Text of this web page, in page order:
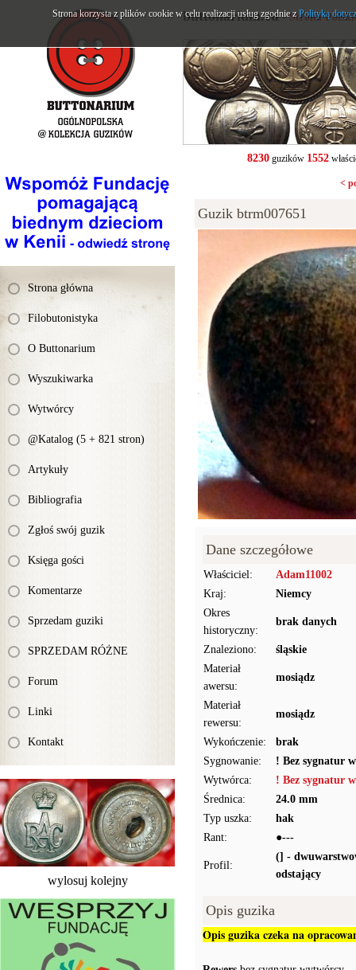
Strona główna
Filobutonistyka
O Buttonarium
Wyszukiwarka
Wytwórcy
@Katalog (5 + 821 stron)
Artykuły
Bibliografia
Zgłoś swój guzik
Księga gości
Komentarze
Sprzedam guziki
SPRZEDAM RÓŻNE
Forum
Linki
Kontakt
wylosuj kolejny
buttonarium.eu- Strona
8230guzików 1552
<
Guzik btrm007651
Dane szczegółowe
Właściciel:
Adam11002
Kraj:
Niemcy
Okres
historyczny:
brak danych
Znaleziono:
śląskie
Materiał
awersu:
mosiądz
Materiał
rewersu:
mosiądz
Wykończenie:
brak
Sygnowanie:
! Bez sygnatur
Wytwórca:
! Bez sygnatur
Średnica:
24.0 mm
Typ uszka:
hak
Rant:
●---
Profil:
(] -
odstający
Opis guzika
Opis guzika czeka na
Strona korzysta z plików cookie w celu realizacji usług zgodnie zPolityką